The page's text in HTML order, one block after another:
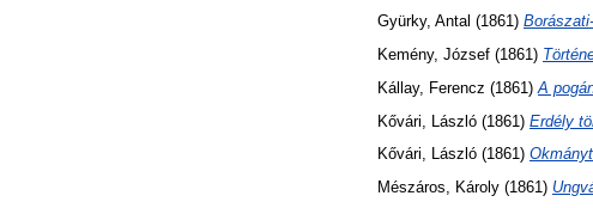
Gyürky, Antal (1861)
Kemény, József (1861)
Kállay, Ferencz (1861) A
Kővári, László (1861) Erdély
Kővári, László (1861)
Mészáros, Károly (1861)